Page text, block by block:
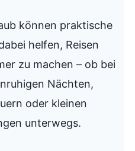
können praktische
helfen, Reisen
zu machen – ob bei
Nächten,
oder kleinen
unterwegs.